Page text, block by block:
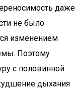
даже
не было
изменением
Поэтому
с половинной
дыхания